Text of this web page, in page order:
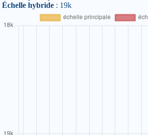
Échelle hybride : 19k